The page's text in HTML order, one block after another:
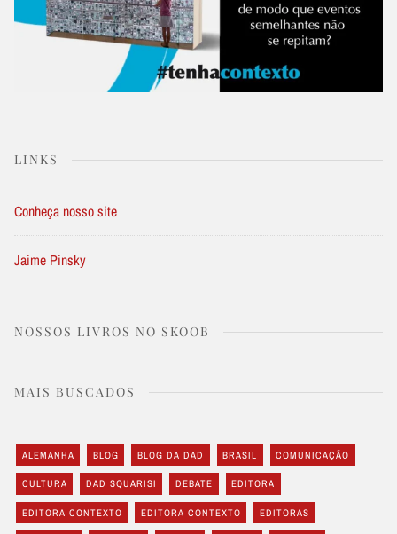
LINKS
Conheça nosso site
Jaime Pinsky
NOSSOS LIVROS NO SKOOB
MAIS BUSCADOS
ALEMANHA BLOG BLOG DA DAD BRASIL COMUNICAÇÃO
CULTURA DAD SQUARISI DEBATE EDITORA
EDITORA CONTEXTO EDITORA CONTEXTO EDITORAS